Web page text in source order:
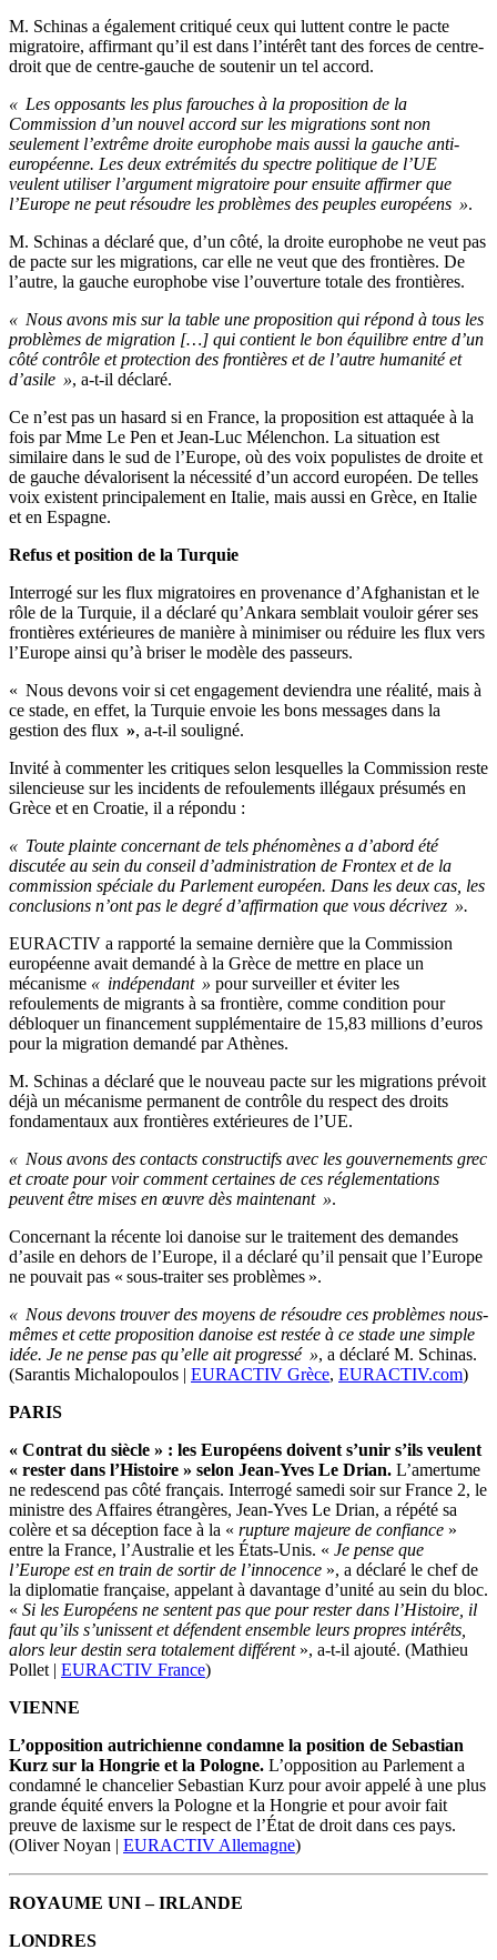
M. Schinas a également critiqué ceux qui luttent contre le pacte
migratoire, affirmant qu’il est dans l’intérêt tant des forces de centre-
droit que de centre-gauche de soutenir un tel accord.
« Les opposants les plus farouches à la proposition de la
Commission d’un nouvel accord sur les migrations sont non
seulement l’extrême droite europhobe mais aussi la gauche anti-
européenne. Les deux extrémités du spectre politique de l’UE
veulent utiliser l’argument migratoire pour ensuite affirmer que
l’Europe ne peut résoudre les problèmes des peuples européens ».
M. Schinas a déclaré que, d’un côté, la droite europhobe ne veut pas
de pacte sur les migrations, car elle ne veut que des frontières. De
l’autre, la gauche europhobe vise l’ouverture totale des frontières.
« Nous avons mis sur la table une proposition qui répond à tous les
problèmes de migration […] qui contient le bon équilibre entre d’un
côté contrôle et protection des frontières et de l’autre humanité et
d’asile », a-t-il déclaré.
Ce n’est pas un hasard si en France, la proposition est attaquée à la
fois par Mme Le Pen et Jean-Luc Mélenchon. La situation est
similaire dans le sud de l’Europe, où des voix populistes de droite et
de gauche dévalorisent la nécessité d’un accord européen. De telles
voix existent principalement en Italie, mais aussi en Grèce, en Italie
et en Espagne.
Refus et position de la Turquie
Interrogé sur les flux migratoires en provenance d’Afghanistan et le
rôle de la Turquie, il a déclaré qu’Ankara semblait vouloir gérer ses
frontières extérieures de manière à minimiser ou réduire les flux vers
l’Europe ainsi qu’à briser le modèle des passeurs.
« Nous devons voir si cet engagement deviendra une réalité, mais à
ce stade, en effet, la Turquie envoie les bons messages dans la
gestion des flux », a-t-il souligné.
Invité à commenter les critiques selon lesquelles la Commission reste
silencieuse sur les incidents de refoulements illégaux présumés en
Grèce et en Croatie, il a répondu :
« Toute plainte concernant de tels phénomènes a d’abord été
discutée au sein du conseil d’administration de Frontex et de la
commission spéciale du Parlement européen. Dans les deux cas, les
conclusions n’ont pas le degré d’affirmation que vous décrivez ».
EURACTIV a rapporté la semaine dernière que la Commission
européenne avait demandé à la Grèce de mettre en place un
mécanisme « indépendant » pour surveiller et éviter les
refoulements de migrants à sa frontière, comme condition pour
débloquer un financement supplémentaire de 15,83 millions d’euros
pour la migration demandé par Athènes.
M. Schinas a déclaré que le nouveau pacte sur les migrations prévoit
déjà un mécanisme permanent de contrôle du respect des droits
fondamentaux aux frontières extérieures de l’UE.
« Nous avons des contacts constructifs avec les gouvernements grec
et croate pour voir comment certaines de ces réglementations
peuvent être mises en œuvre dès maintenant ».
Concernant la récente loi danoise sur le traitement des demandes
d’asile en dehors de l’Europe, il a déclaré qu’il pensait que l’Europe
ne pouvait pas « sous-traiter ses problèmes ».
« Nous devons trouver des moyens de résoudre ces problèmes nous-
mêmes et cette proposition danoise est restée à ce stade une simple
idée. Je ne pense pas qu’elle ait progressé », a déclaré M. Schinas.
(Sarantis Michalopoulos | EURACTIV Grèce, EURACTIV.com)
PARIS
« Contrat du siècle » : les Européens doivent s’unir s’ils veulent
« rester dans l’Histoire » selon Jean-Yves Le Drian. L’amertume
ne redescend pas côté français. Interrogé samedi soir sur France 2, le
ministre des Affaires étrangères, Jean-Yves Le Drian, a répété sa
colère et sa déception face à la « rupture majeure de confiance »
entre la France, l’Australie et les États-Unis. « Je pense que
l’Europe est en train de sortir de l’innocence », a déclaré le chef de
la diplomatie française, appelant à davantage d’unité au sein du bloc.
« Si les Européens ne sentent pas que pour rester dans l’Histoire, il
faut qu’ils s’unissent et défendent ensemble leurs propres intérêts,
alors leur destin sera totalement différent», a-t-il ajouté. (Mathieu
Pollet | EURACTIV France)
VIENNE
L’opposition autrichienne condamne la position de Sebastian
Kurz sur la Hongrie et la Pologne. L’opposition au Parlement a
condamné le chancelier Sebastian Kurz pour avoir appelé à une plus
grande équité envers la Pologne et la Hongrie et pour avoir fait
preuve de laxisme sur le respect de l’État de droit dans ces pays.
(Oliver Noyan | EURACTIV Allemagne)
ROYAUME UNI – IRLANDE
LONDRES